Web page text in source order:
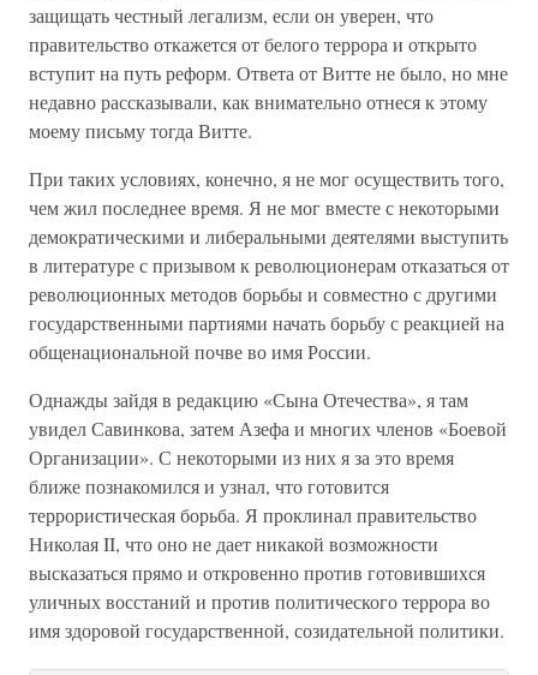
защищать честный легализм, если он уверен, что
правительство откажется от белого террора и открыто
вступит на путь реформ. Ответа от Витте не было, но мне
недавно рассказывали, как внимательно отнеся к этому
моему письму тогда Витте.
При таких условиях, конечно, я не мог осуществить того,
чем жил последнее время. Я не мог вместе с некоторыми
демократическими и либеральными деятелями выступить
в литературе с призывом к революционерам отказаться от
революционных методов борьбы и совместно с другими
государственными партиями начать борьбу с реакцией на
общенациональной почве во имя России.
Однажды зайдя в редакцию «Сына Отечества», я там
увидел Савинкова, затем Азефа и многих членов «Боевой
Организации». С некоторыми из них я за это время
ближе познакомился и узнал, что готовится
террористическая борьба. Я проклинал правительство
Николая II, что оно не дает никакой возможности
высказаться прямо и откровенно против готовившихся
уличных восстаний и против политического террора во
имя здоровой государственной, созидательной политики.